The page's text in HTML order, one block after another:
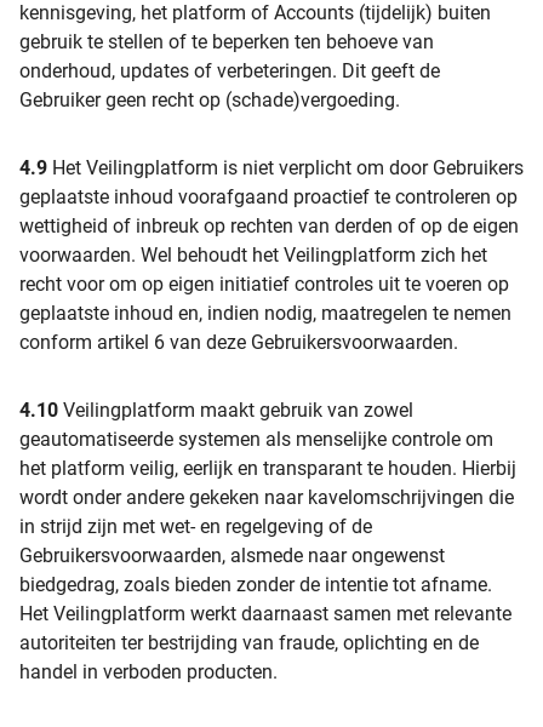
kennisgeving, het platform of Accounts (tijdelijk) buiten
gebruik te stellen of te beperken ten behoeve van
onderhoud, updates of verbeteringen. Dit geeft de
Gebruiker geen recht op (schade)vergoeding.
4.9 Het Veilingplatform is niet verplicht om door Gebruikers
geplaatste inhoud voorafgaand proactief te controleren op
wettigheid of inbreuk op rechten van derden of op de eigen
voorwaarden. Wel behoudt het Veilingplatform zich het
recht voor om op eigen initiatief controles uit te voeren op
geplaatste inhoud en, indien nodig, maatregelen te nemen
conform artikel 6 van deze Gebruikersvoorwaarden.
4.10 Veilingplatform maakt gebruik van zowel
geautomatiseerde systemen als menselijke controle om
het platform veilig, eerlijk en transparant te houden. Hierbij
wordt onder andere gekeken naar kavelomschrijvingen die
in strijd zijn met wet- en regelgeving of de
Gebruikersvoorwaarden, alsmede naar ongewenst
biedgedrag, zoals bieden zonder de intentie tot afname.
Het Veilingplatform werkt daarnaast samen met relevante
autoriteiten ter bestrijding van fraude, oplichting en de
handel in verboden producten.